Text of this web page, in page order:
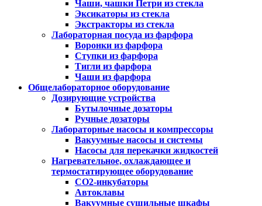
Чаши, чашки Петри из стекла
Эксикаторы из стекла
Экстракторы из стекла
Лабораторная посуда из фарфора
Воронки из фарфора
Ступки из фарфора
Тигли из фарфора
Чаши из фарфора
Общелабораторное оборудование
Дозирующие устройства
Бутылочные дозаторы
Ручные дозаторы
Лабораторные насосы и компрессоры
Вакуумные насосы и системы
Насосы для перекачки жидкостей
Нагревательное, охлаждающее и
термостатирующее оборудование
CO2-инкубаторы
Автоклавы
Вакуумные сушильные шкафы